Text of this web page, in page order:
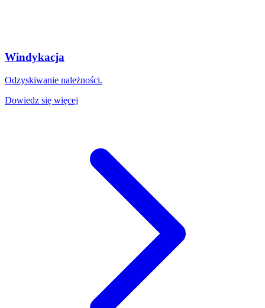
Windykacja
Odzyskiwanie należności.
Dowiedz się więcej